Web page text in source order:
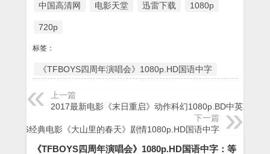
中国高清网 电影天堂 迅雷下载 1080p
720p
标签：
《TFBOYS四周年演唱会》1080p.HD国语中字
上一篇
2017最新电影《末日重启》动作科幻1080p.BD中英双字
下一篇
2016经典电影《大山里的春天》剧情1080p.HD国语中字
《TFBOYS四周年演唱会》1080p.HD国语中字：等